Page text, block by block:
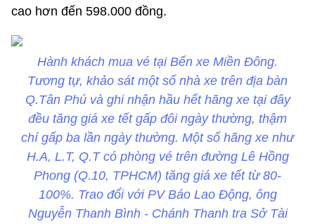
cao hơn đến 598.000 đồng.
Hành khách mua vé tại Bến xe Miền Đông.
Tương tự, khảo sát một số nhà xe trên địa bàn
Q.Tân Phú và ghi nhận hầu hết hãng xe tại đây
đều tăng giá xe tết gấp đôi ngày thường, thậm
chí gấp ba lần ngày thường. Một số hãng xe như
H.A, L.T, Q.T có phòng vé trên đường Lê Hồng
Phong (Q.10, TPHCM) tăng giá xe tết từ 80-
100%. Trao đổi với PV Báo Lao Động, ông
Nguyễn Thanh Bình - Chánh Thanh tra Sở Tài